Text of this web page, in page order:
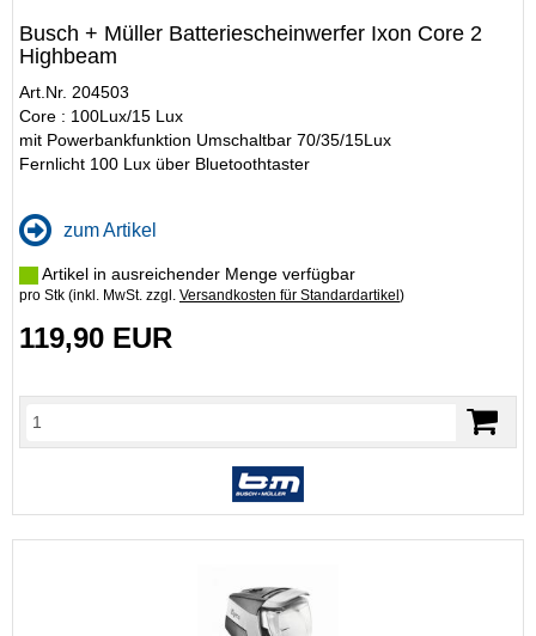
Busch + Müller Batteriescheinwerfer Ixon Core 2
Highbeam
Art.Nr. 204503
Core : 100Lux/15 Lux
mit Powerbankfunktion Umschaltbar 70/35/15Lux
Fernlicht 100 Lux über Bluetoothtaster
zum Artikel
Artikel in ausreichender Menge verfügbar
pro Stk (inkl. MwSt. zzgl. Versandkosten für Standardartikel )
119,90 EUR